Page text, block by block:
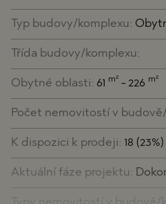
Typ budovy/komplexu:
Třída budovy/komplexu:
Obytné oblasti: 61 m² - 226 m²
Počet nemovitostí v
K dispozici k prodeji: 18 (23%)
Aktuální fáze projektu: